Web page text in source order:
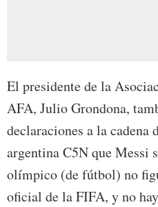
El presidente de la
AFA, Julio Grondona,
declaraciones a la
argentina C5N que Messi
olímpico (de fútbol) no
oficial de la FIFA, y no